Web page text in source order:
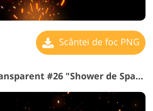
Scântei de foc PNG
Fire Sparks Transparent #26 "Shower de Sparks"